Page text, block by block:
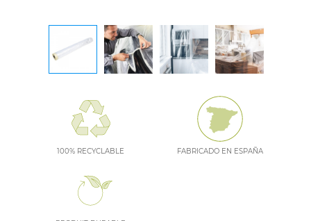
100% RECYCLABLE FABRICADO EN ESPAÑA